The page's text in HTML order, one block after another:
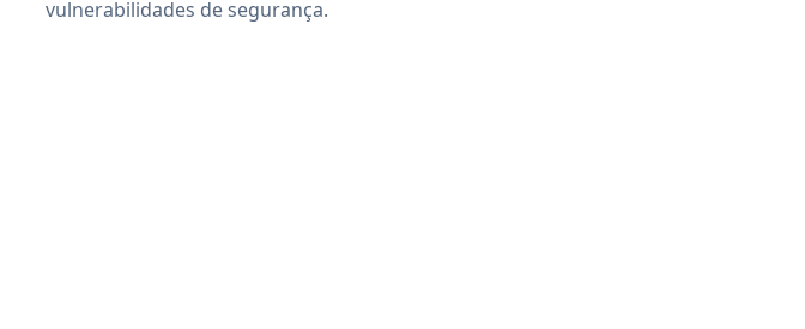
vulnerabilidades de segurança.